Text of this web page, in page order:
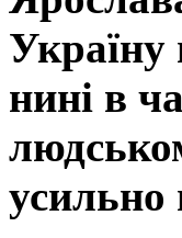
Україну
нині в
усильно